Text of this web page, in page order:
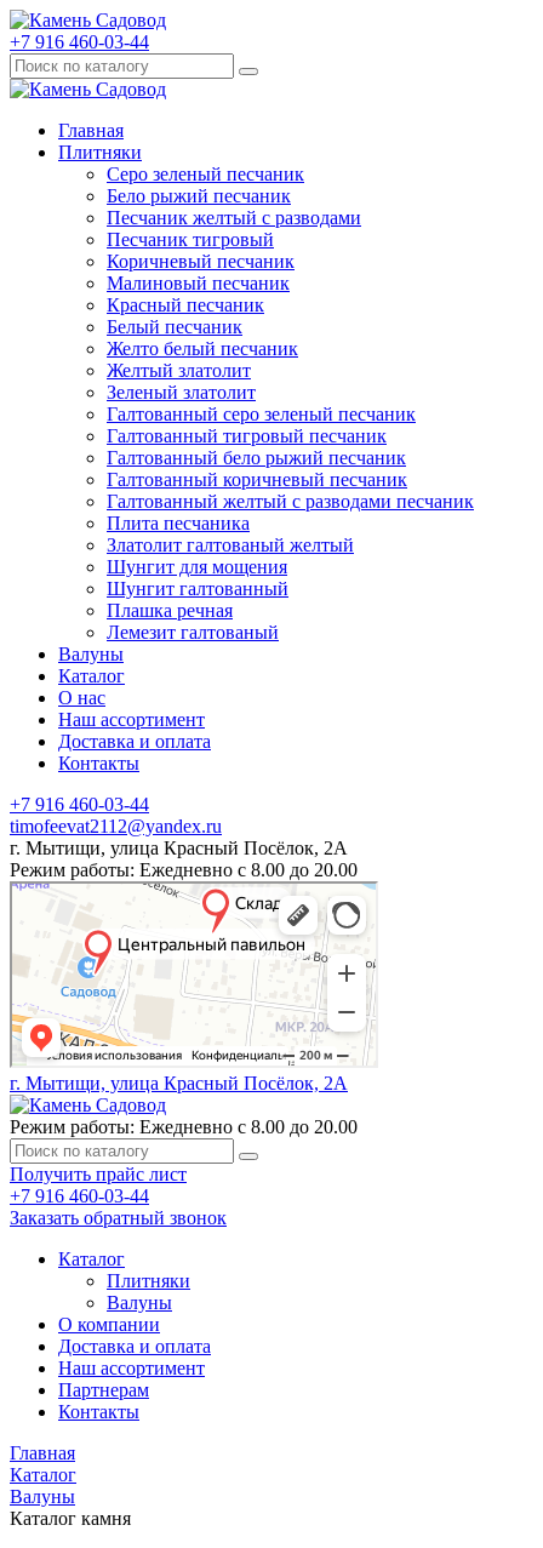
+7 916 460-03-44
Главная
Плитняки
Серо зеленый песчаник
Бело рыжий песчаник
Песчаник желтый с разводами
Песчаник тигровый
Коричневый песчаник
Малиновый песчаник
Красный песчаник
Белый песчаник
Желто белый песчаник
Желтый златолит
Зеленый златолит
Галтованный серо зеленый песчаник
Галтованный тигровый песчаник
Галтованный бело рыжий песчаник
Галтованный коричневый песчаник
Галтованный желтый с разводами песчаник
Плита песчаника
Златолит галтованый желтый
Шунгит для мощения
Шунгит галтованный
Плашка речная
Лемезит галтованый
Валуны
Каталог
О нас
Наш ассортимент
Доставка и оплата
Контакты
+7 916 460-03-44
timofeevat2112@yandex.ru
г. Мытищи, улица Красный Посёлок, 2А
Режим работы: Ежедневно с 8.00 до 20.00
г. Мытищи, улица Красный Посёлок, 2А
Режим работы: Ежедневно с 8.00 до 20.00
Получить прайс лист
+7 916 460-03-44
Заказать обратный звонок
Каталог
Плитняки
Валуны
О компании
Доставка и оплата
Наш ассортимент
Партнерам
Контакты
Главная
Каталог
Валуны
Каталог камня